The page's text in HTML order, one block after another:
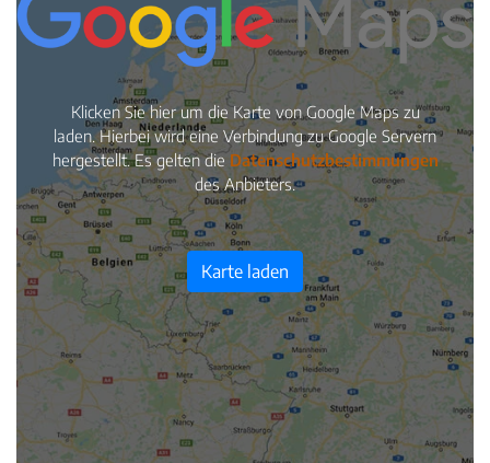
Klicken Sie hier um die Karte von Google Maps zu
laden. Hierbei wird eine Verbindung zu Google Servern
hergestellt. Es gelten die Datenschutzbestimmungen
des Anbieters.
Karte laden